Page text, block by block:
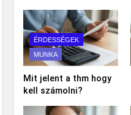
ÉRDESSÉGEK
MUNKA
Mit jelent a thm hogy
kell számolni?